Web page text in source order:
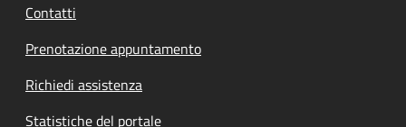
Contatti
Prenotazione appuntamento
Richiedi assistenza
Statistiche del portale